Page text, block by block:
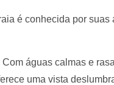
é conhecida por
Com águas calmas e
uma vista